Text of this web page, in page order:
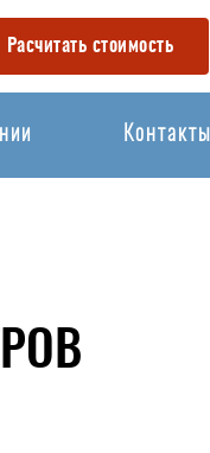
Расчитать стоимость
Контакты